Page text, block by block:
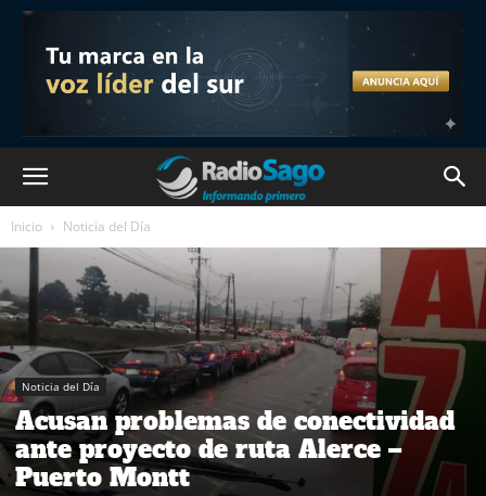
Inicio Noticia del Día
Noticia del Día
Acusan problemas de conectividad
ante proyecto de ruta Alerce –
Puerto Montt